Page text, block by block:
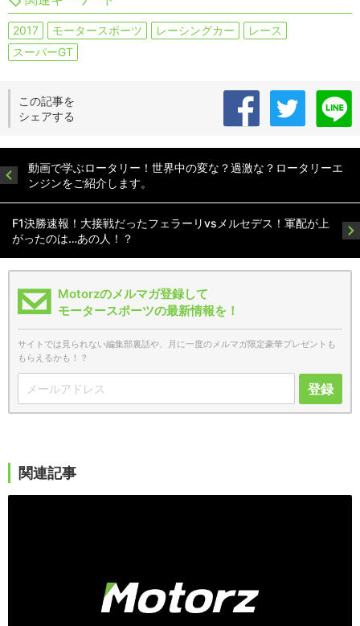
2017 モータースポーツ レーシングカー
レース
スーパーGT
この記事を
シェアする
動画で学ぶロータリー！世界中の変な？過激な？ロータリーエ
ンジンをご紹介します。
F1決勝速報！大接戦だったフェラーリvsメルセデス！軍配が上
がったのは…あの人！？
Motorzのメルマガ登録して
モータースポーツの最新情報を！
サイトでは見られない編集部裏話や、月に一度のメルマガ限定豪華プレゼントも
もらえるかも！？
登録
関連記事